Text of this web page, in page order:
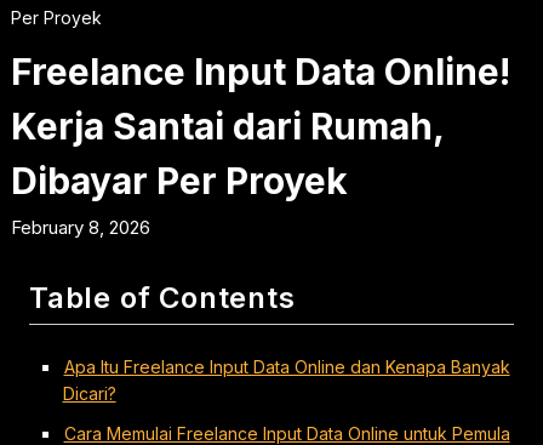
Per Proyek
Freelance Input Data Online!
Kerja Santai dari Rumah,
Dibayar Per Proyek
February 8, 2026
Table of Contents
Apa Itu Freelance Input Data Online dan Kenapa Banyak
Dicari?
Cara Memulai Freelance Input Data Online untuk Pemula